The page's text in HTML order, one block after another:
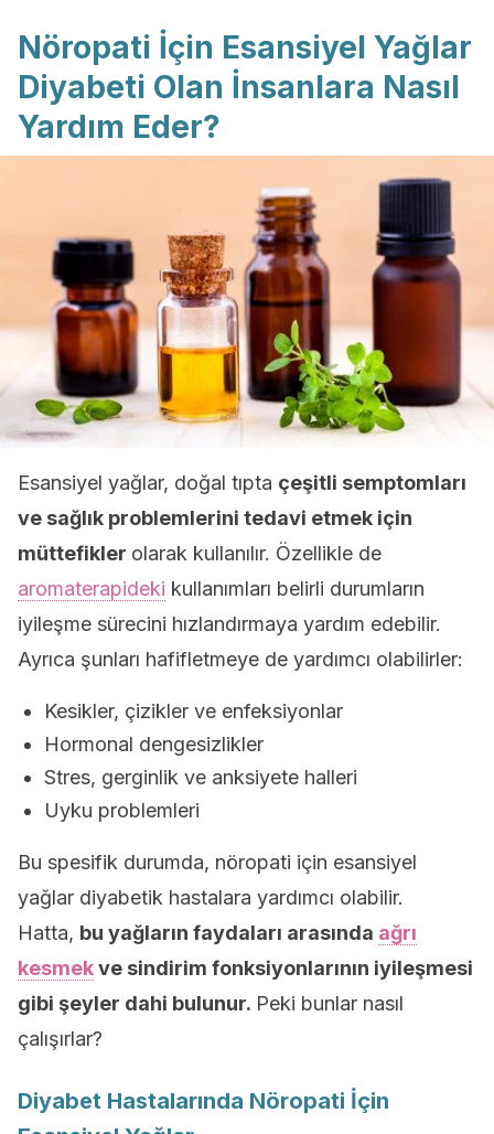
Nöropati İçin Esansiyel Yağlar
Diyabeti Olan İnsanlara Nasıl
Yardım Eder?
Esansiyel yağlar, doğal tıpta çeşitli semptomları
ve sağlık problemlerini tedavi etmek için
müttefikler olarak kullanılır. Özellikle de
aromaterapideki kullanımları belirli durumların
iyileşme sürecini hızlandırmaya yardım edebilir.
Ayrıca şunları hafifletmeye de yardımcı olabilirler:
Kesikler, çizikler ve enfeksiyonlar
Hormonal dengesizlikler
Stres, gerginlik ve anksiyete halleri
Uyku problemleri
Bu spesifik durumda, nöropati için esansiyel
yağlar diyabetik hastalara yardımcı olabilir.
Hatta, bu yağların faydaları arasında ağrı
kesmekve sindirim fonksiyonlarının iyileşmesi
gibi şeyler dahi bulunur. Peki bunlar nasıl
çalışırlar?
Diyabet Hastalarında Nöropati İçin